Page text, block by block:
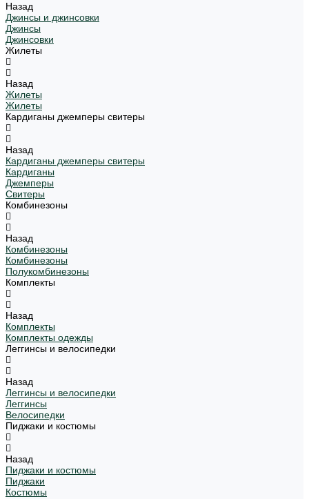
Назад
Джинсы и джинсовки
Джинсы
Джинсовки
Жилеты
Назад
Жилеты
Жилеты
Кардиганы джемперы свитеры
Назад
Кардиганы джемперы свитеры
Кардиганы
Джемперы
Свитеры
Комбинезоны
Назад
Комбинезоны
Комбинезоны
Полукомбинезоны
Комплекты
Назад
Комплекты
Комплекты одежды
Леггинсы и велосипедки
Назад
Леггинсы и велосипедки
Леггинсы
Велосипедки
Пиджаки и костюмы
Назад
Пиджаки и костюмы
Пиджаки
Костюмы